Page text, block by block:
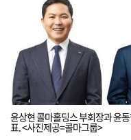
윤상현 콜마홀딩스 부회장과 윤
표. <사진제공=콜마그룹>